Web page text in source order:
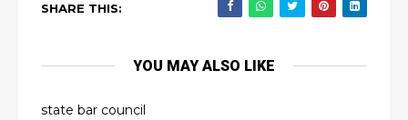
SHARE THIS:
YOU MAY ALSO LIKE
state bar council